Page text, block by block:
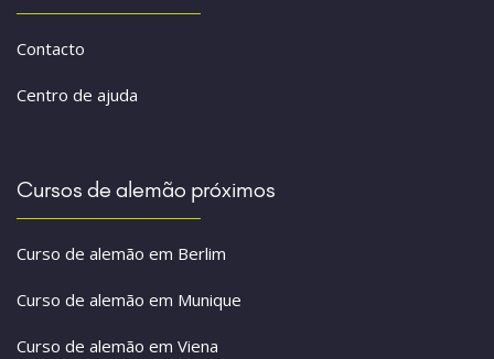
Contacto
Centro de ajuda
Cursos de alemão próximos
Curso de alemão em Berlim
Curso de alemão em Munique
Curso de alemão em Viena